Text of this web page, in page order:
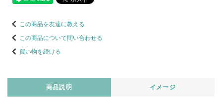
この商品を友達に教える
この商品について問い合わせる
買い物を続ける
商品説明 イメージ